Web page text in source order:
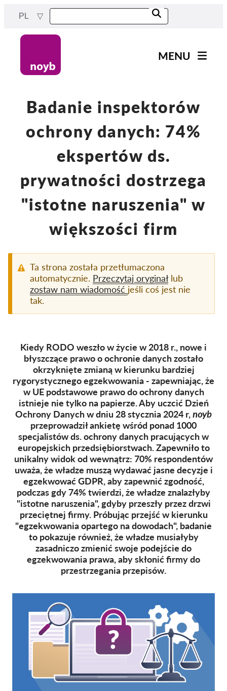
PL
MENU
Nasza praca
Projekty
Sprawy w ramach DPA
Wszystkie przypadki
Reports & Resources
Exercise your rights!
Wesprzyj nas!
Darowizny
Sponsoring
Login członka
O nas
Zespół
Raporty roczne
FAQs
Praca
Dochodzenie roszczeń
zbiorowych
OnionShare
Dla mediów
Kontakt
GDPRhub
Badanie inspektorów
ochrony danych: 74%
ekspertów ds.
prywatności dostrzega
"istotne naruszenia" w
większości firm
Ta strona została przetłumaczona
automatycznie. Przeczytaj oryginałlub
zostaw nam wiadomość jeśli coś jest nie
tak.
Kiedy RODO weszło w życie w 2018 r., nowe i
błyszczące prawo o ochronie danych zostało
okrzyknięte zmianą w kierunku bardziej
rygorystycznego egzekwowania - zapewniając, że
w UE podstawowe prawo do ochrony danych
istnieje nie tylko na papierze. Aby uczcić Dzień
Ochrony Danych w dniu 28 stycznia 2024 r,noyb
przeprowadził ankietę wśród ponad 1000
specjalistów ds. ochrony danych pracujących w
europejskich przedsiębiorstwach. Zapewniło to
unikalny widok od wewnątrz: 70% respondentów
uważa, że władze muszą wydawać jasne decyzje i
egzekwować GDPR, aby zapewnić zgodność,
podczas gdy 74% twierdzi, że władze znalazłyby
"istotne naruszenia", gdyby przeszły przez drzwi
przeciętnej firmy. Próbując przejść w kierunku
"egzekwowania opartego na dowodach", badanie
to pokazuje również, że władze musiałyby
zasadniczo zmienić swoje podejście do
egzekwowania prawa, aby skłonić firmy do
przestrzegania przepisów.